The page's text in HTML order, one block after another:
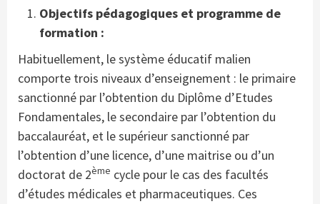
Objectifs pédagogiques et programme de
formation :
Habituellement, le système éducatif malien
comporte trois niveaux d’enseignement : le primaire
sanctionné par l’obtention du Diplôme d’Etudes
Fondamentales, le secondaire par l’obtention du
baccalauréat, et le supérieur sanctionné par
l’obtention d’une licence, d’une maitrise ou d’un
doctorat de 2ème cycle pour le cas des facultés
d’études médicales et pharmaceutiques. Ces